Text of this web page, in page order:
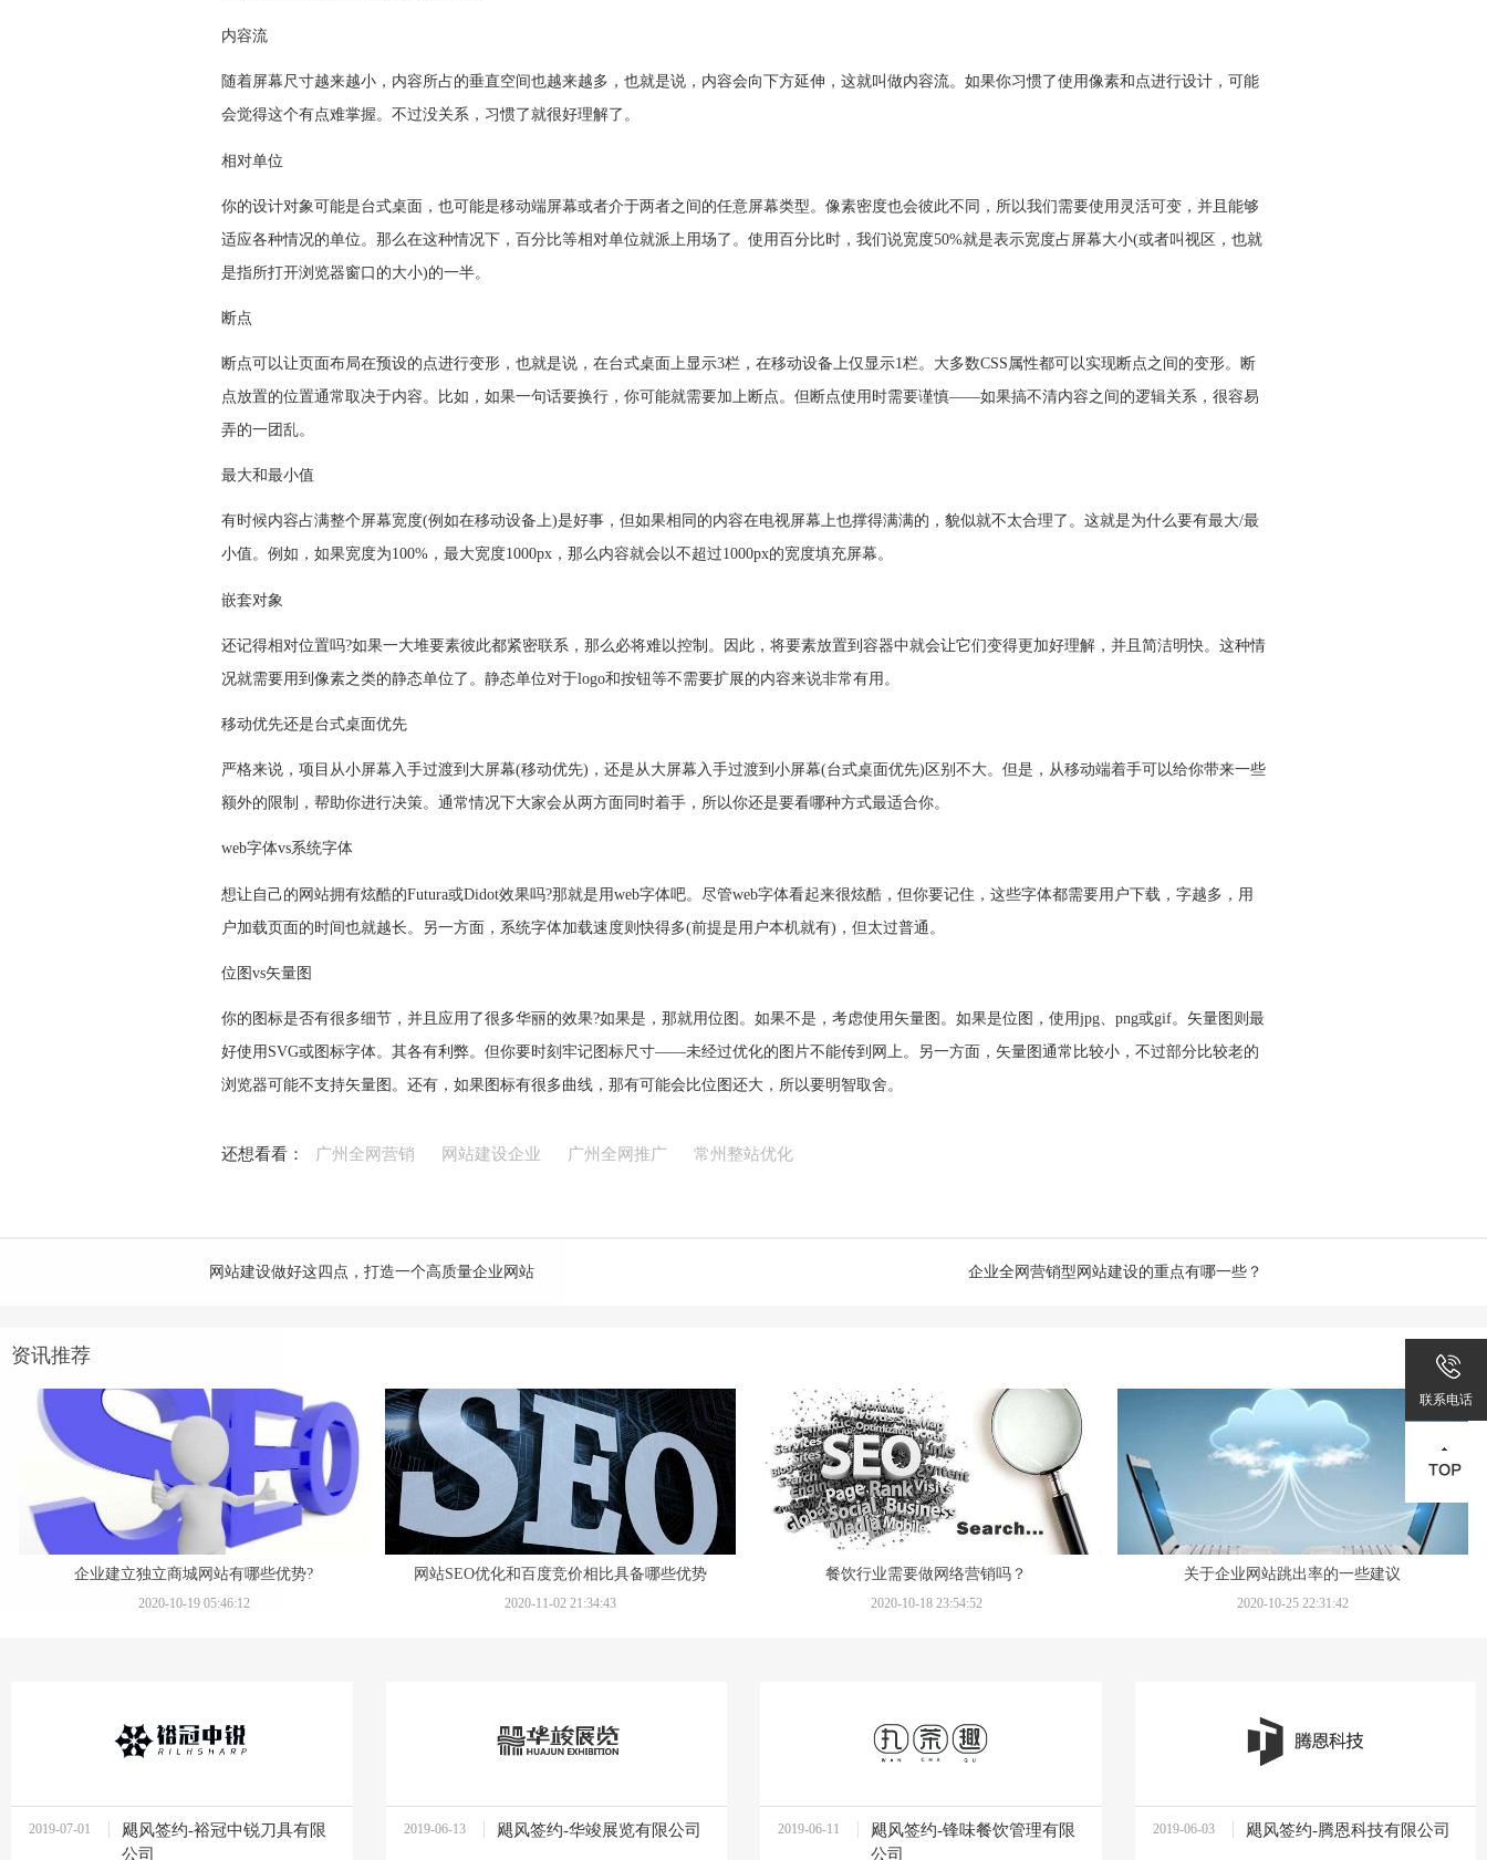
内容流
随着屏幕尺寸越来越小，内容所占的垂直空间也越来越多，也就是说，内容会向下方延伸，这就叫做内容流。如果你习惯了使用像素和点进行设计，可能
会觉得这个有点难掌握。不过没关系，习惯了就很好理解了。
相对单位
你的设计对象可能是台式桌面，也可能是移动端屏幕或者介于两者之间的任意屏幕类型。像素密度也会彼此不同，所以我们需要使用灵活可变，并且能够
适应各种情况的单位。那么在这种情况下，百分比等相对单位就派上用场了。使用百分比时，我们说宽度50%就是表示宽度占屏幕大小(或者叫视区，也就
是指所打开浏览器窗口的大小)的一半。
断点
断点可以让页面布局在预设的点进行变形，也就是说，在台式桌面上显示3栏，在移动设备上仅显示1栏。大多数CSS属性都可以实现断点之间的变形。断
点放置的位置通常取决于内容。比如，如果一句话要换行，你可能就需要加上断点。但断点使用时需要谨慎——如果搞不清内容之间的逻辑关系，很容易
弄的一团乱。
最大和最小值
有时候内容占满整个屏幕宽度(例如在移动设备上)是好事，但如果相同的内容在电视屏幕上也撑得满满的，貌似就不太合理了。这就是为什么要有最大/最
小值。例如，如果宽度为100%，最大宽度1000px，那么内容就会以不超过1000px的宽度填充屏幕。
嵌套对象
还记得相对位置吗?如果一大堆要素彼此都紧密联系，那么必将难以控制。因此，将要素放置到容器中就会让它们变得更加好理解，并且简洁明快。这种情
况就需要用到像素之类的静态单位了。静态单位对于logo和按钮等不需要扩展的内容来说非常有用。
移动优先还是台式桌面优先
严格来说，项目从小屏幕入手过渡到大屏幕(移动优先)，还是从大屏幕入手过渡到小屏幕(台式桌面优先)区别不大。但是，从移动端着手可以给你带来一些
额外的限制，帮助你进行决策。通常情况下大家会从两方面同时着手，所以你还是要看哪种方式最适合你。
web字体vs系统字体
想让自己的网站拥有炫酷的Futura或Didot效果吗?那就是用web字体吧。尽管web字体看起来很炫酷，但你要记住，这些字体都需要用户下载，字越多，用
户加载页面的时间也就越长。另一方面，系统字体加载速度则快得多(前提是用户本机就有)，但太过普通。
位图vs矢量图
你的图标是否有很多细节，并且应用了很多华丽的效果?如果是，那就用位图。如果不是，考虑使用矢量图。如果是位图，使用jpg、png或gif。矢量图则最
好使用SVG或图标字体。其各有利弊。但你要时刻牢记图标尺寸——未经过优化的图片不能传到网上。另一方面，矢量图通常比较小，不过部分比较老的
浏览器可能不支持矢量图。还有，如果图标有很多曲线，那有可能会比位图还大，所以要明智取舍。
还想看看： 广州全网营销 网站建设企业 广州全网推广 常州整站优化
网站建设做好这四点，打造一个高质量企业网站 企业全网营销型网站建设的重点有哪一些？
资讯推荐
企业建立独立商城网站有哪些优势?
2020-10-19 05:46:12
网站SEO优化和百度竞价相比具备哪些优势
2020-11-02 21:34:43
餐饮行业需要做网络营销吗？
2020-10-18 23:54:52
关于企业网站跳出率的一些建议
2020-10-25 22:31:42
2019-07-01
飓风签约-裕冠中锐刀具有限
公司
2019-06-13
飓风签约-华竣展览有限公司
2019-06-11
飓风签约-锋味餐饮管理有限
公司
2019-06-03
飓风签约-腾恩科技有限公司
联系电话